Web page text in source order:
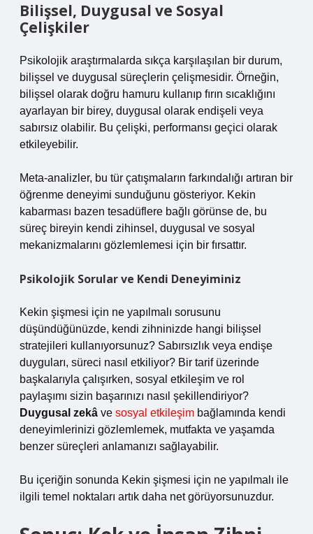
Bilişsel, Duygusal ve Sosyal
Çelişkiler
Psikolojik araştırmalarda sıkça karşılaşılan bir durum,
bilişsel ve duygusal süreçlerin çelişmesidir. Örneğin,
bilişsel olarak doğru hamuru kullanıp fırın sıcaklığını
ayarlayan bir birey, duygusal olarak endişeli veya
sabırsız olabilir. Bu çelişki, performansı geçici olarak
etkileyebilir.
Meta-analizler, bu tür çatışmaların farkındalığı artıran bir
öğrenme deneyimi sunduğunu gösteriyor. Kekin
kabarması bazen tesadüflere bağlı görünse de, bu
süreç bireyin kendi zihinsel, duygusal ve sosyal
mekanizmalarını gözlemlemesi için bir fırsattır.
Psikolojik Sorular ve Kendi Deneyiminiz
Kekin şişmesi için ne yapılmalı sorusunu
düşündüğünüzde, kendi zihninizde hangi bilişsel
stratejileri kullanıyorsunuz? Sabırsızlık veya endişe
duyguları, süreci nasıl etkiliyor? Bir tarif üzerinde
başkalarıyla çalışırken, sosyal etkileşim ve rol
paylaşımı sizin başarınızı nasıl şekillendiriyor?
Duygusal zekâ ve sosyal etkileşim bağlamında kendi
deneyimlerinizi gözlemlemek, mutfakta ve yaşamda
benzer süreçleri anlamanızı sağlayabilir.
Bu içeriğin sonunda Kekin şişmesi için ne yapılmalı ile
ilgili temel noktaları artık daha net görüyorsunuzdur.